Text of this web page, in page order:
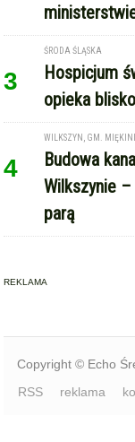
3
ŚRODA ŚLĄSKA
Hospicjum
opieka
4
WILKSZYN, GM.
Budowa
Wilkszynie
parą
REKLAMA
Copyright © Echo
RSS
reklama